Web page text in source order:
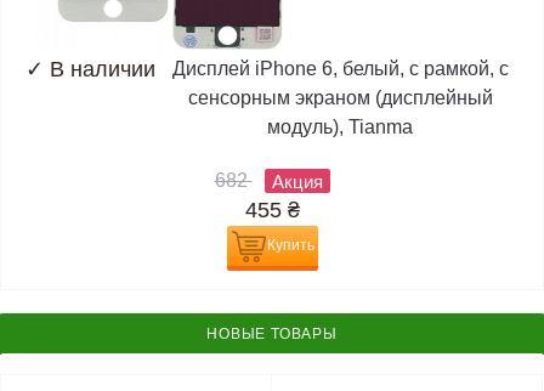
✓ В наличии
Дисплей iPhone 6, белый, с рамкой, с
сенсорным экраном (дисплейный
модуль), Tianma
682 Акция
455 ₴
Купить
НОВЫЕ ТОВАРЫ